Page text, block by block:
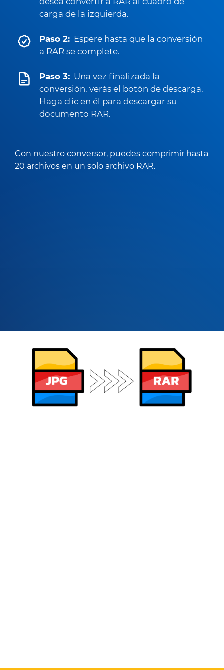
carga de la izquierda.
Paso 2: Espere hasta que la conversión
a RAR se complete.
Paso 3: Una vez finalizada la
conversión, verás el botón de descarga.
Haga clic en él para descargar su
documento RAR.
Con nuestro conversor, puedes comprimir hasta
20 archivos en un solo archivo RAR.